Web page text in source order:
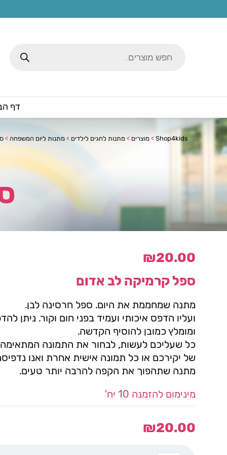
search
דף
Shop4kids
> מוצרים > מתנות לחגים לילדים > מתנות ליום המשפחה >
₪20.00
ספל קרמיקה לב אדום
מתנה שמחממת את היום. ספל חרסינה לבן.
ועליו הדפס איכותי ועמיד בפני חום וקור. ניתן
ומומלץ כמובן להוסיף הקדשה.
כל שעליכם לעשות, לבחור את התמונה
של יקירכם או כל תמונה אישית אחרת ואנו
מתנה שתהפוך את הקפה להרבה יותר טעים.
מינימום להזמנה 10 יח'
₪20.00